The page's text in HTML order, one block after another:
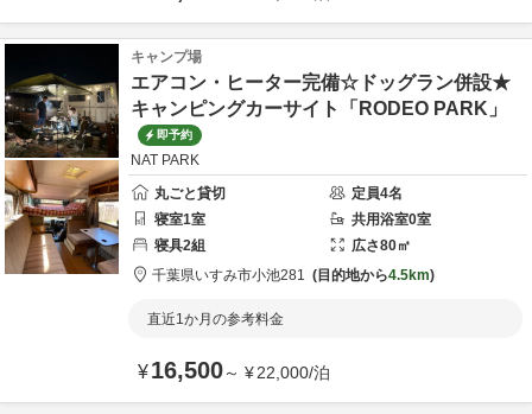
キャンプ場
エアコン・ヒーター完備☆ドッグラン併設★
キャンピングカーサイト「RODEO PARK」
即予約
NAT PARK
丸ごと貸切
定員4名
寝室1室 共用浴室0室
寝具2組 広さ80㎡
千葉県いすみ市小池281 目的地から4.5km
直近1か月の参考料金
¥16,500～ ¥22,000/泊